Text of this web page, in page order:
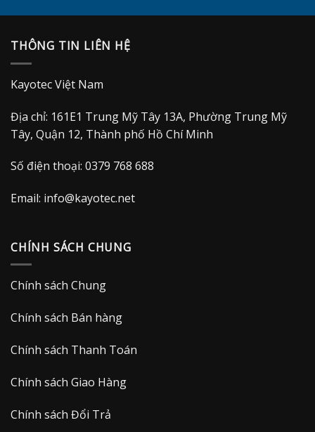
là:
tại
THÔNG TIN LIÊN HỆ
Kayotec Việt Nam
Địa chỉ: 161E1 Trung Mỹ Tây 13A, Phường Trung Mỹ
Tây, Quận 12, Thành phố Hồ Chí Minh
Số điện thoại: 0379 768 688
Email: info@kayotec.net
CHÍNH SÁCH CHUNG
Chính sách Chung
Chính sách Bán hàng
Chính sách Thanh Toán
Chính sách Giao Hàng
Chính sách Đổi Trả